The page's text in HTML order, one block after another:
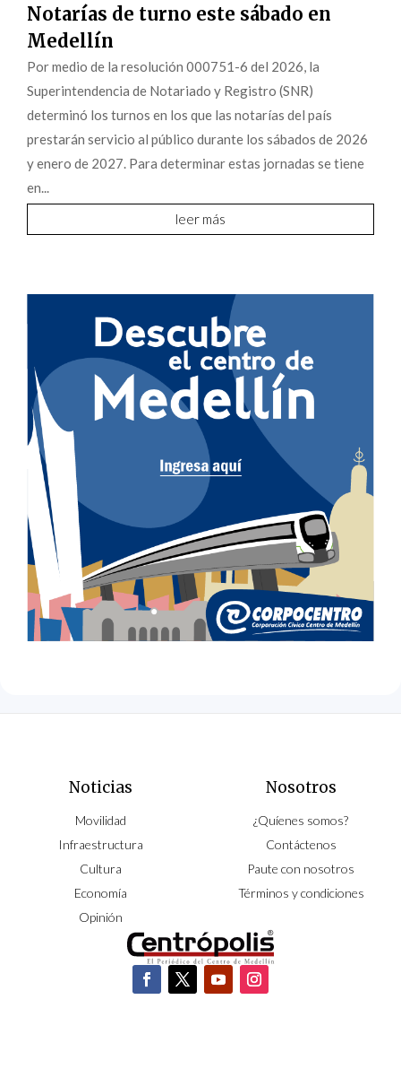
Notarías de turno este sábado en
Medellín
Por medio de la resolución 000751-6 del 2026, la
Superintendencia de Notariado y Registro (SNR)
determinó los turnos en los que las notarías del país
prestarán servicio al público durante los sábados de 2026
y enero de 2027. Para determinar estas jornadas se tiene
en...
leer más
Noticias
Movilidad
Infraestructura
Cultura
Economía
Opinión
Nosotros
¿Quíenes somos?
Contáctenos
Paute con nosotros
Términos y condiciones